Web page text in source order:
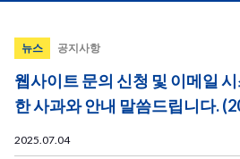
뉴스 공지사항
웹사이트 문의 신청 및 이메일
한 사과와 안내 말씀드립니다.
2025.07.04